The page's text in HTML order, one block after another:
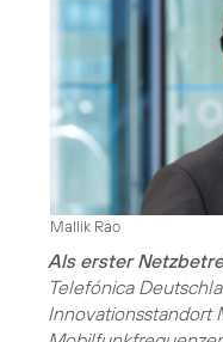
Mallik Rao
Als erster
Telefónica
Innovationsstandort